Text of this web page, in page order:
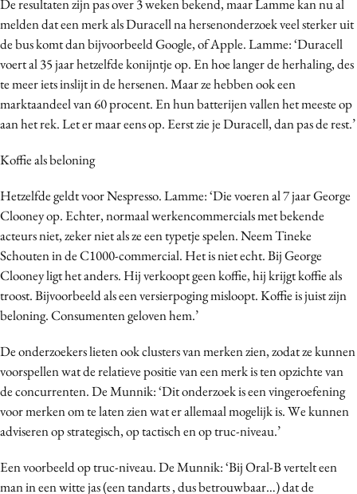
De resultaten zijn pas over 3 weken bekend, maar Lamme kan nu al
melden dat een merk als Duracell na hersenonderzoek veel sterker uit
de bus komt dan bijvoorbeeld Google, of Apple. Lamme: ‘Duracell
voert al 35 jaar hetzelfde konijntje op. En hoe langer de herhaling, des
te meer iets inslijt in de hersenen. Maar ze hebben ook een
marktaandeel van 60 procent. En hun batterijen vallen het meeste op
aan het rek. Let er maar eens op. Eerst zie je Duracell, dan pas de rest.’
Koffie als beloning
Hetzelfde geldt voor Nespresso. Lamme: ‘Die voeren al 7 jaar George
Clooney op. Echter, normaal werkencommercials met bekende
acteurs niet, zeker niet als ze een typetje spelen. Neem Tineke
Schouten in de C1000-commercial. Het is niet echt. Bij George
Clooney ligt het anders. Hij verkoopt geen koffie, hij krijgt koffie als
troost. Bijvoorbeeld als een versierpoging misloopt. Koffie is juist zijn
beloning. Consumenten geloven hem.’
De onderzoekers lieten ook clusters van merken zien, zodat ze kunnen
voorspellen wat de relatieve positie van een merk is ten opzichte van
de concurrenten. De Munnik: ‘Dit onderzoek is een vingeroefening
voor merken om te laten zien wat er allemaal mogelijk is. We kunnen
adviseren op strategisch, op tactisch en op truc-niveau.’
Een voorbeeld op truc-niveau. De Munnik: ‘Bij Oral-B vertelt een
man in een witte jas (een tandarts , dus betrouwbaar…) dat de